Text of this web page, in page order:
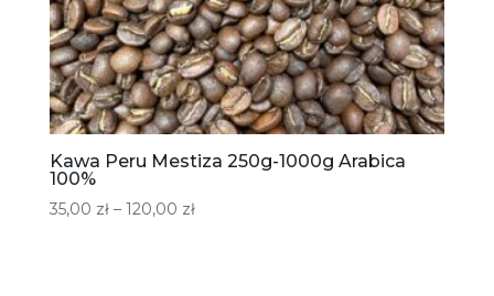
Kawa Peru Mestiza 250g-1000g Arabica
100%
35,00 zł – 120,00 złZakres